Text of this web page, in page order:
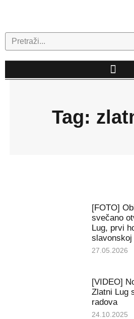
Search
Tag:
[FOTO]
svečano
Lug, prvi
slavonskoj
27.05.2026
[VIDEO]
Zlatni Lug
radova
24.10.2025
Page